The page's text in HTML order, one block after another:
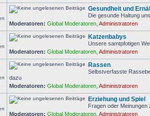
Gesundheit und
Die gesunde Haltung
Moderatoren: Global Moderatoren Administratoren
Katzenbabys
Unsere samtpfotigen
Moderatoren: Global Moderatoren Administratoren
Rassen
Selbstverfasste
dazu
Moderatoren: Global Moderatoren Administratoren
Erziehung und Spiel
Fragen oder Meinungen
Moderatoren: Global Moderatoren Administratoren